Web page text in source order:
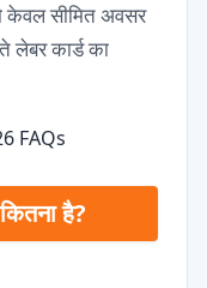
केवल सीमित अवसर
लेबर कार्ड का
FAQs
है?